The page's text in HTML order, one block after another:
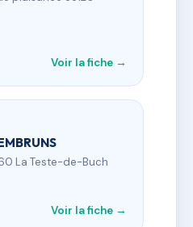
Voir la fiche →
La Teste-de-Buch
Voir la fiche →